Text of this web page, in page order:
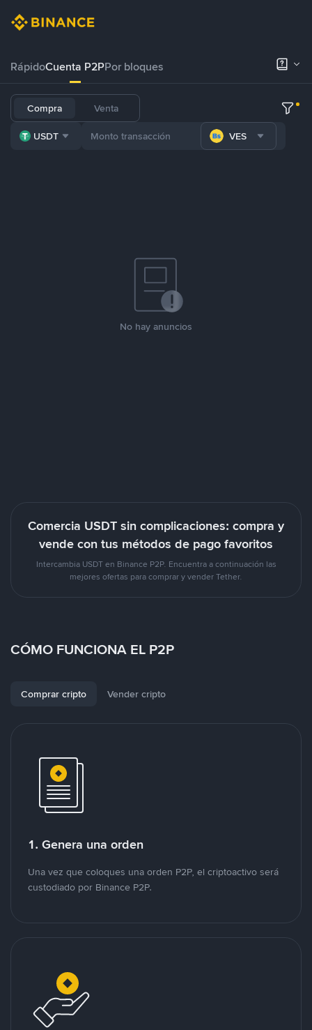
RápidoCuenta P2PPor bloques
Compra Venta
USDT VES
No hay anuncios
Comercia USDT sin complicaciones: compra y
vende con tus métodos de pago favoritos
Intercambia USDT en Binance P2P. Encuentra a continuación las
mejores ofertas para comprar y vender Tether.
CÓMO FUNCIONA EL P2P
Comprar cripto Vender cripto
1. Genera una orden
Una vez que coloques una orden P2P, el criptoactivo será
custodiado por Binance P2P.